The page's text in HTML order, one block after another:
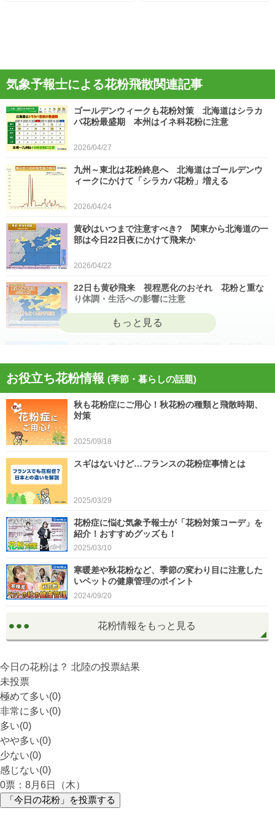
気象予報士による花粉飛散関連記事
ゴールデンウィークも花粉対策 北海道はシラカ
バ花粉最盛期 本州はイネ科花粉に注意
2026/04/27
九州～東北は花粉終息へ 北海道はゴールデンウ
ィークにかけて「シラカバ花粉」増える
2026/04/24
黄砂はいつまで注意すべき? 関東から北海道の一
部は今日22日夜にかけて飛来か
2026/04/22
22日も黄砂飛来 視程悪化のおそれ 花粉と重な
り体調・生活への影響に注意
2026/04/21
今日21日は黄砂が広く飛来 花粉とのダブル影響
に注意 症状悪化や洗濯物など対策を
2026/04/21
スギ、ヒノキ花粉シーズン終了へ 東京の飛散量
お役立ち花粉情報 (季節・暮らしの話題)
秋も花粉症にご用心！秋花粉の種類と飛散時期、
対策
2025/09/18
スギはないけど…フランスの花粉症事情とは
2025/03/29
花粉症に悩む気象予報士が「花粉対策コーデ」を
紹介！おすすめグッズも！
2025/03/10
寒暖差や秋花粉など、季節の変わり目に注意した
いペットの健康管理のポイント
2024/09/20
花粉情報をもっと見る
今日の花粉は？ 北陸の投票結果
未投票
極めて多い(0)
非常に多い(0)
多い(0)
やや多い(0)
少ない(0)
感じない(0)
0票：8月6日（木）
「今日の花粉」を投票する